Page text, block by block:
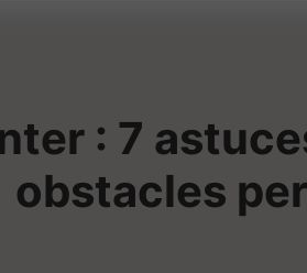
: 7
obstacles